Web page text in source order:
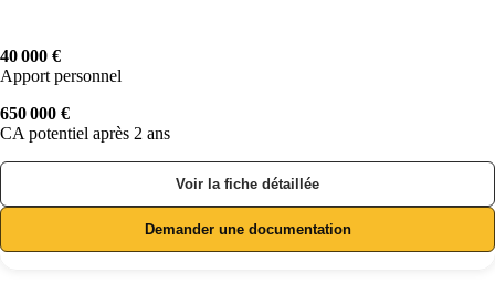
40 000 €
Apport personnel
650 000 €
CA potentiel après 2 ans
Voir la fiche détaillée
Demander une documentation